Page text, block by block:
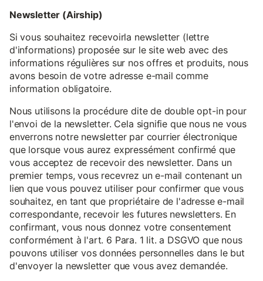
Newsletter (Airship)
Si vous souhaitez recevoirla newsletter (lettre
d'informations) proposée sur le site web avec des
informations régulières sur nos offres et produits, nous
avons besoin de votre adresse e-mail comme
information obligatoire.
Nous utilisons la procédure dite de double opt-in pour
l'envoi de la newsletter. Cela signifie que nous ne vous
enverrons notre newsletter par courrier électronique
que lorsque vous aurez expressément confirmé que
vous acceptez de recevoir des newsletter. Dans un
premier temps, vous recevrez un e-mail contenant un
lien que vous pouvez utiliser pour confirmer que vous
souhaitez, en tant que propriétaire de l'adresse e-mail
correspondante, recevoir les futures newsletters. En
confirmant, vous nous donnez votre consentement
conformément à l'art. 6 Para. 1 lit. a DSGVO que nous
pouvons utiliser vos données personnelles dans le but
d'envoyer la newsletter que vous avez demandée.